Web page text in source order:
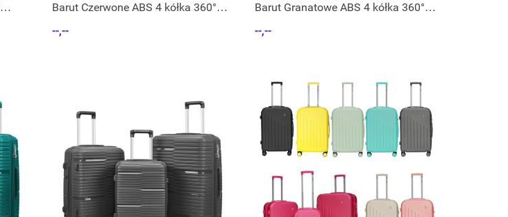
Barut Czerwone ABS 4 kółka 360°
--,--
Barut Granatowe ABS 4 kółka 360°
--,--